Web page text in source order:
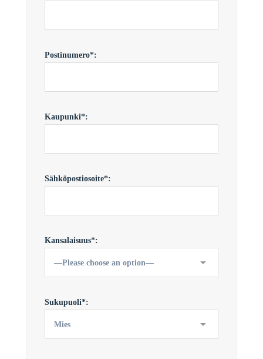
Postinumero*:
Kaupunki*:
Sähköpostiosoite*:
Kansalaisuus*:
Sukupuoli*: